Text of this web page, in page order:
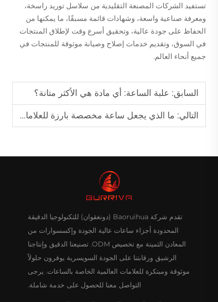
تستفيد الشركات المصنعة التقليدية من سلاسل توريد راسخة،
ومعرفة صناعية واسعة، وشهادات قائمة مسبقًا، ما يمكنها من
الحفاظ على جودة عالية، وتحقيق أسرع وقت لإطلاق المنتجات
في السوق، وتقديم خدمات إصلاح وصيانة موثوقة للمنتجات في
جميع أنحاء العالم.
السابق: علبة الساعة: أي مادة هي الأكثر متانة؟
التالي: ما الذي يجعل ساعة مخصصة بارزة للعلامات التجارية الفاخرة؟
تقدم شركة Baoruihua (دونغقوان) للتكنولوجيا الدقيقة
المحدودة أجزاء ساعات عالية الجودة وإكسسوارات من
المعادن الثمينة مع تخصيص ODM. تصنيعنا الدقيق وإنتاجنا
الرشيق ورقابتنا على الجودة السويسرية يوفرون حلولاً
موثوقة ومبتكرة للعلامات العالمية الخاصة بالساعات. يرجى
التواصل معنا للحصول على خدمة شاملة.